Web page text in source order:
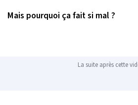
Mais pourquoi ça fait si mal ?
La suite après cette